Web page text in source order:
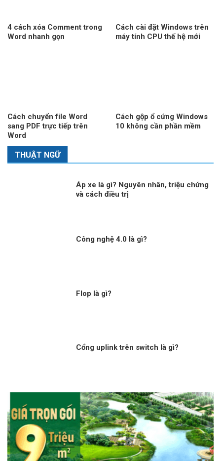
4 cách xóa Comment trong
Word nhanh gọn
Cách cài đặt Windows trên
máy tính CPU thế hệ mới
Cách chuyển file Word
sang PDF trực tiếp trên
Word
Cách gộp ổ cứng Windows
10 không cần phần mềm
THUẬT NGỮ
Áp xe là gì? Nguyên nhân, triệu chứng
và cách điều trị
Công nghệ 4.0 là gì?
Flop là gì?
Cổng uplink trên switch là gì?